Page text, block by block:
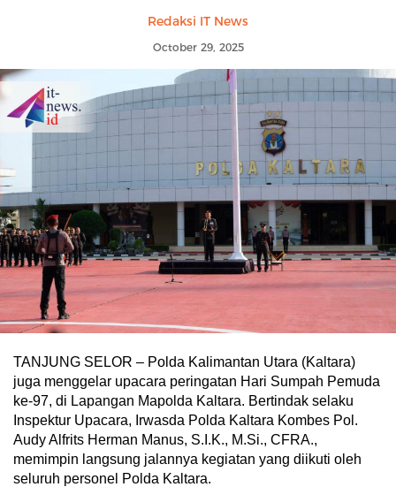
Redaksi IT News
October 29, 2025
TANJUNG SELOR – Polda Kalimantan Utara (Kaltara)
juga menggelar upacara peringatan Hari Sumpah Pemuda
ke-97, di Lapangan Mapolda Kaltara. Bertindak selaku
Inspektur Upacara, Irwasda Polda Kaltara Kombes Pol.
Audy Alfrits Herman Manus, S.I.K., M.Si., CFRA.,
memimpin langsung jalannya kegiatan yang diikuti oleh
seluruh personel Polda Kaltara.